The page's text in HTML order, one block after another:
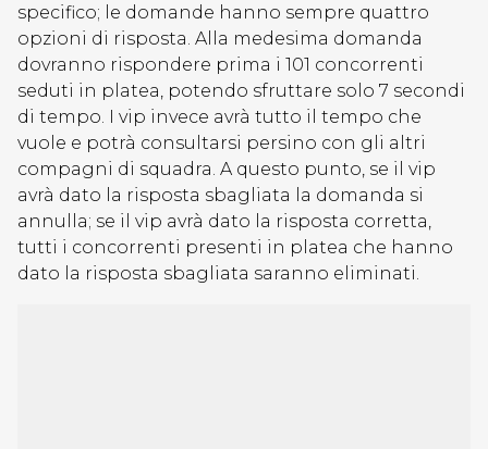
specifico; le domande hanno sempre quattro
opzioni di risposta. Alla medesima domanda
dovranno rispondere prima i 101 concorrenti
seduti in platea, potendo sfruttare solo 7 secondi
di tempo. I vip invece avrà tutto il tempo che
vuole e potrà consultarsi persino con gli altri
compagni di squadra. A questo punto, se il vip
avrà dato la risposta sbagliata la domanda si
annulla; se il vip avrà dato la risposta corretta,
tutti i concorrenti presenti in platea che hanno
dato la risposta sbagliata saranno eliminati.